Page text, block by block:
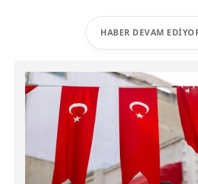
HABER DEVAM